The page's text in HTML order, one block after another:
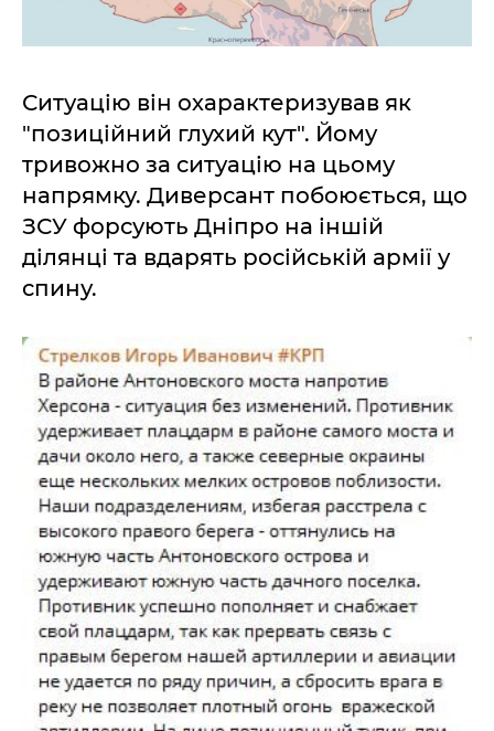
Ситуацію він охарактеризував як
"позиційний глухий кут". Йому
тривожно за ситуацію на цьому
напрямку. Диверсант побоюється, що
ЗСУ форсують Дніпро на іншій
ділянці та вдарять російській армії у
спину.